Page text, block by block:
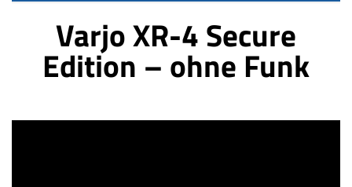
Varjo XR-4 Secure
Edition – ohne Funk